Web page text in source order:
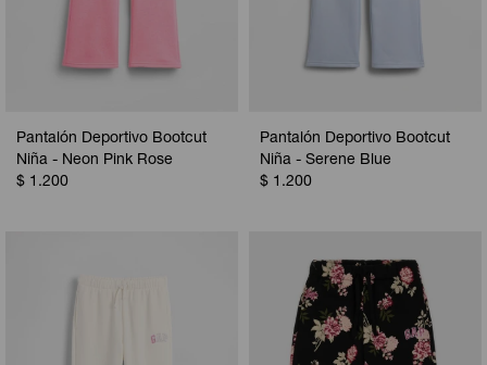
Pantalón Deportivo Bootcut
Niña - Neon Pink Rose
$ 1.200
Pantalón Deportivo Bootcut
Niña - Serene Blue
$ 1.200